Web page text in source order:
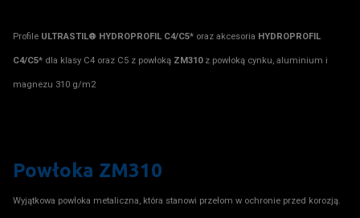
Profile ULTRASTIL® HYDROPROFIL C4/C5* oraz akcesoria HYDROPROFIL
C4/C5* dla klasy C4 oraz C5 z powłoką ZM310z powłoką cynku, aluminium i
magnezu 310 g/m2
Powłoka ZM310
Wyjątkowa powłoka metaliczna, która stanowi przełom w ochronie przed korozją.